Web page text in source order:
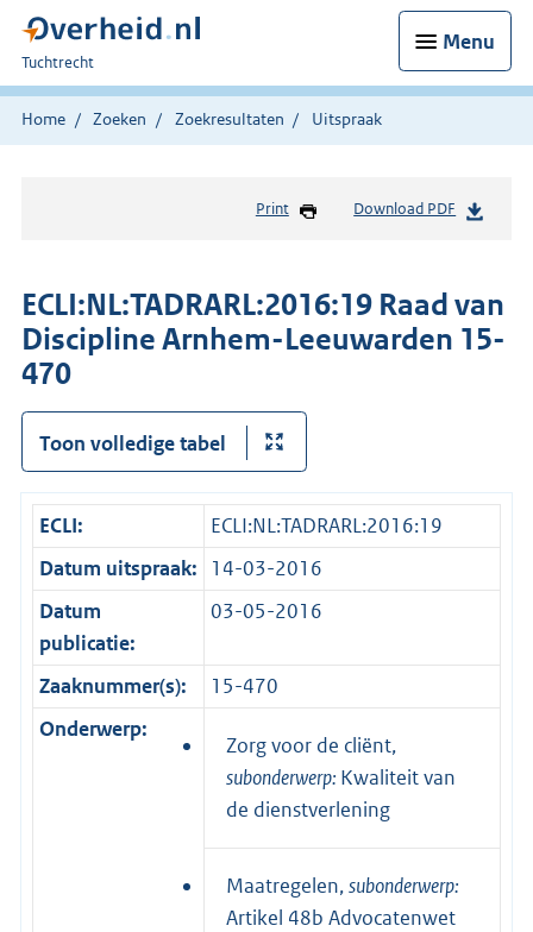
Menu
U
bent
hier:
Tuchtrecht
Home Zoeken Zoekresultaten Uitspraak
Print Download PDF
ECLI:NL:TADRARL:2016:19 Raad van
Discipline Arnhem-Leeuwarden 15-
470
Toon volledige tabel
ECLI:
ECLI:NL:TADRARL:2016:19
Datum uitspraak:
14-03-2016
Datum
publicatie:
03-05-2016
Zaaknummer(s):
15-470
Onderwerp:
Zorg voor de cliënt,
subonderwerp: Kwaliteit van
de dienstverlening
Maatregelen,subonderwerp:
Artikel 48b Advocatenwet